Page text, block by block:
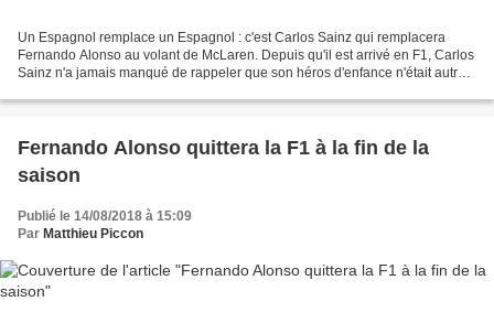
Un Espagnol remplace un Espagnol : c'est Carlos Sainz qui remplacera
Fernando Alonso au volant de McLaren. Depuis qu'il est arrivé en F1, Carlos
Sainz n'a jamais manqué de rappeler que son héros d'enfance n'était autre
Fernando Alonso quittera la F1 à la fin de la
saison
Publié le 14/08/2018 à 15:09
Par Matthieu Piccon